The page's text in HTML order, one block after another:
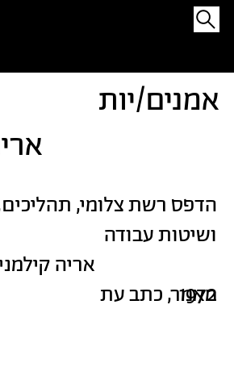
מאמר, כתב עת
הדפס רשת צלומי,
ושיטות עבודה
אריה
1972
אמנים/יות